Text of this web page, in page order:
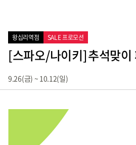
왕십리역점 SALE 프로모션
[스파오/나이키]추석맞이
9.26(금) ~ 10.12(일)